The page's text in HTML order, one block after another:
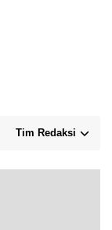
Tim Redaksi